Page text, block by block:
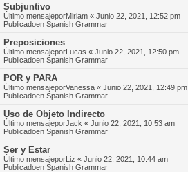
Subjuntivo
Último mensajeporMiriam « Junio 22, 2021, 12:52 pm
Publicadoen Spanish Grammar
Preposiciones
Último mensajeporLucas « Junio 22, 2021, 12:50 pm
Publicadoen Spanish Grammar
POR y PARA
Último mensajeporVanessa « Junio 22, 2021, 12:49 pm
Publicadoen Spanish Grammar
Uso de Objeto Indirecto
Último mensajeporJack « Junio 22, 2021, 10:53 am
Publicadoen Spanish Grammar
Ser y Estar
Último mensajeporLiz « Junio 22, 2021, 10:44 am
Publicadoen Spanish Grammar